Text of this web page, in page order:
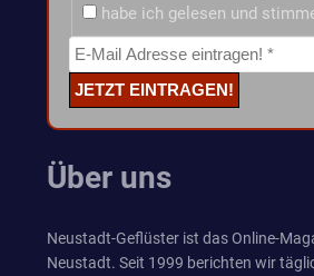
habe ich gelesen und
Über uns
Neustadt-Geflüster ist das Online-
Neustadt. Seit 1999 berichten wir